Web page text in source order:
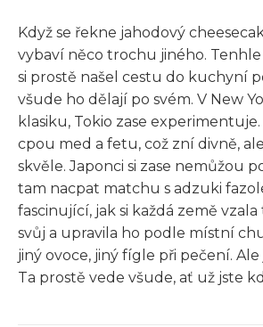
Když se řekne jahodový
vybaví něco trochu jiného.
si prostě našel cestu do kuchyní
všude ho dělají po svém. V New
klasiku, Tokio zase
cpou med a fetu, což zní divně,
skvěle. Japonci si zase nemůžou
tam nacpat matchu s adzuki
fascinující, jak si každá země
svůj a upravila ho podle místní
jiný ovoce, jiný fígle při pečení.
Ta prostě vede všude, ať už jste